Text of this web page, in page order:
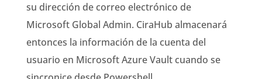
su dirección de correo electrónico de
Microsoft Global Admin. CiraHub almacenará
entonces la información de la cuenta del
usuario en Microsoft Azure Vault cuando se